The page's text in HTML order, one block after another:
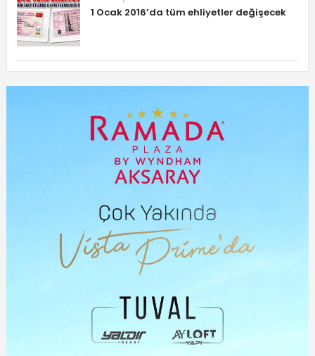
1 Ocak 2016’da tüm ehliyetler değişecek